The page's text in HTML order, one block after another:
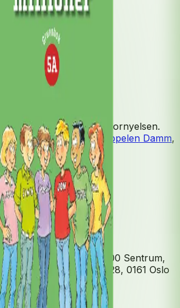
blir ikke revidert til fagfornyelsen.
Matematikk 5-7 fra Cappelen Damm,
på Radius.
Postboks 1900 Sentrum,
Stortingsgata 28, 0161 Oslo